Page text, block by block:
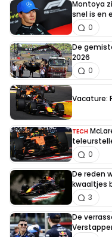
Montoya
snel is en
0
De
2026
0
Vacature:
TECH
0
De reden
kwaaltjes
3
De